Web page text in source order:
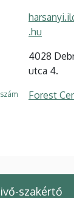
.hu
4028
utca 4.
Forest
szakértő